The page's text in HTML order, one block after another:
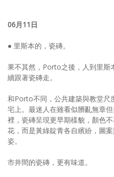
06月11日
● 里斯本的，瓷磚。
果不其然，Porto之後，人到里斯
續跟著瓷磚走。
和Porto不同，公共建築與教堂尺
宅上。最迷人在雖看似髒亂無章
裡，瓷磚呈現更早期樣貌，顏色
花，而是黃綠靛青各自繽紛，圖
姿。
市井間的瓷磚，更有味道。